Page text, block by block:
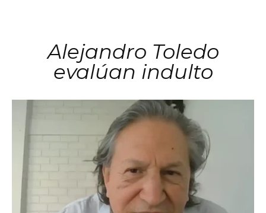
Alejandro Toledo
evalúan indulto